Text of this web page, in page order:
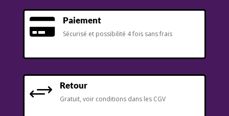
 Paiement
Sécurisé et possibilité 4 fois sans frais
+ Retour
Gratuit, voir conditions dans les CGV